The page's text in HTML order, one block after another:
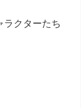
ラクターたち